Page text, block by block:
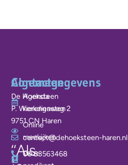
‘‘Als
Algemeen
Agenda
kerkdiensten
Online
meekijken
Onze
Contactgegevens
De Hoeksteen
P. Wierengaweg 2
9751 CN Haren
contact@dehoeksteen-haren.nl
06 83563468